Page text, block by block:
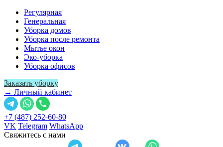
Регулярная
Генеральная
Уборка домов
Уборка после ремонта
Мытье окон
Эко-уборка
Уборка офисов
Заказать уборку
→ Личный кабинет
+7 (487) 252-60-80
VK Telegram WhatsApp
Свяжитесь с нами